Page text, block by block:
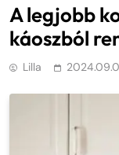
A legjobb
káoszból
Lilla